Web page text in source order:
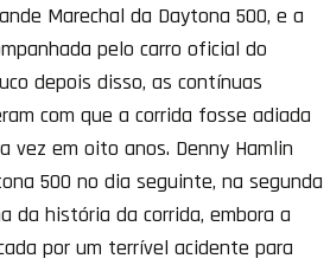
Marechal da Daytona 500, e a
pelo carro oficial do
depois disso, as contínuas
com que a corrida fosse adiada
vez em oito anos. Denny Hamlin
500 no dia seguinte, na segunda
da história da corrida, embora a
por um terrível acidente para